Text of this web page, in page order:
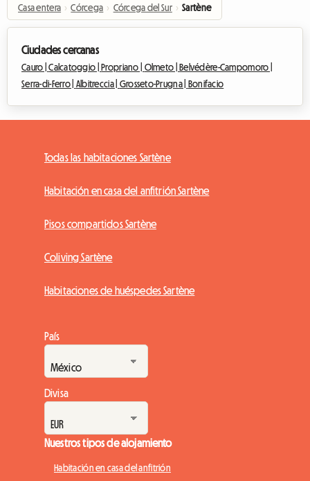
Casa entera › Córcega › Córcega del Sur › Sartène
Ciudades cercanas
Cauro |Calcatoggio |Propriano | Olmeto |Belvédère-Campomoro |
Serra-di-Ferro | Albitreccia | Grosseto-Prugna | Bonifacio
Todas las habitaciones Sartène
Habitación en casa del anfitrión Sartène
Pisos compartidos Sartène
Coliving Sartène
Habitaciones de huéspedes Sartène
País
Divisa
Nuestros tipos de alojamiento
Habitación en casa del anfitrión